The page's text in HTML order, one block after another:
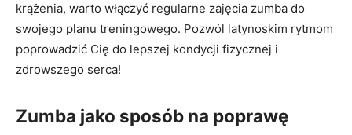
krążenia, warto włączyć regularne zajęcia zumba do
swojego planu treningowego. Pozwól latynoskim rytmom
poprowadzić Cię do lepszej kondycji fizycznej i
zdrowszego serca!
Zumba jako sposób na poprawę